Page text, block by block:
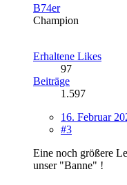
B74er
Champion
Erhaltene Likes
97
Beiträge
1.597
16. Februar
#3
Eine noch größere
unser "Banne" !